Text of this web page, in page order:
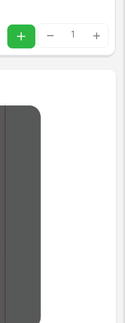
چسب
پلاریزه
ای